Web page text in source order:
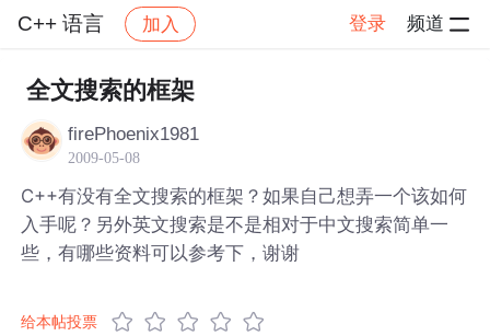
C++ 语言 加入 登录 频道
社区 C++ 语言
全文搜索的框架
firePhoenix1981
2009-05-08
C++有没有全文搜索的框架？如果自己想弄一个该如何
入手呢？另外英文搜索是不是相对于中文搜索简单一
些，有哪些资料可以参考下，谢谢
给本帖投票